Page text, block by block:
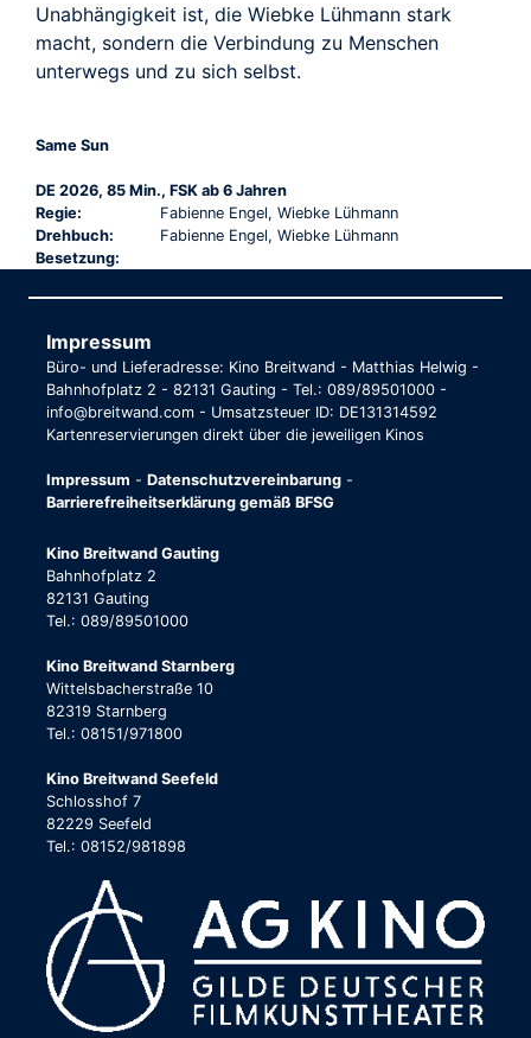
Unabhängigkeit ist, die Wiebke Lühmann stark
macht, sondern die Verbindung zu Menschen
unterwegs und zu sich selbst.
Same Sun
DE 2026, 85 Min., FSK ab 6 Jahren
Regie:
Fabienne Engel, Wiebke Lühmann
Drehbuch:
Fabienne Engel, Wiebke Lühmann
Besetzung:
Impressum
Büro- und Lieferadresse: Kino Breitwand - Matthias Helwig -
Bahnhofplatz 2 - 82131 Gauting - Tel.: 089/89501000 -
info@breitwand.com - Umsatzsteuer ID: DE131314592
Kartenreservierungen direkt über die jeweiligen Kinos
Impressum - Datenschutzvereinbarung -
Barrierefreiheitserklärung gemäß BFSG
Kino Breitwand Gauting
Bahnhofplatz 2
82131 Gauting
Tel.: 089/89501000
Kino Breitwand Starnberg
Wittelsbacherstraße 10
82319 Starnberg
Tel.: 08151/971800
Kino Breitwand Seefeld
Schlosshof 7
82229 Seefeld
Tel.: 08152/981898